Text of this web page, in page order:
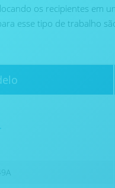
os recipientes em
esse tipo de trabalho